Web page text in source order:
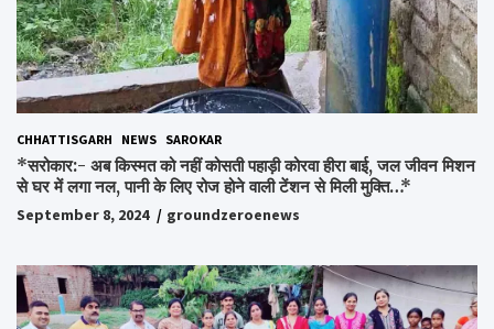
CHHATTISGARH NEWS SAROKAR
*सरोकार:- अब किस्मत को नहीं कोसती पहाड़ी कोरवा हीरा बाई, जल जीवन मिशन
से घर में लगा नल, पानी के लिए रोज होने वाली टेंशन से मिली मुक्ति…*
September 8, 2024 groundzeroenews